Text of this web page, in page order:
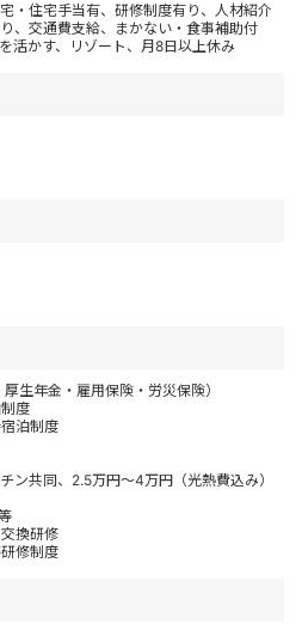
・住宅手当有、研修制度有り、人材紹介
、交通費支給、まかない・食事補助付
活かす、リゾート、月8日以上休み
生年金・雇用保険・労災保険）
度
泊制度
ン共同、2.5万円～4万円（光熱費込み）
換研修
修制度